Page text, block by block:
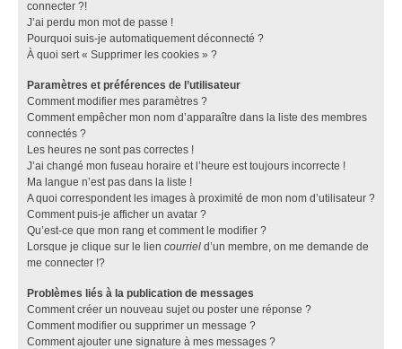
connecter ?!
J’ai perdu mon mot de passe !
Pourquoi suis-je automatiquement déconnecté ?
À quoi sert « Supprimer les cookies » ?
Paramètres et préférences de l’utilisateur
Comment modifier mes paramètres ?
Comment empêcher mon nom d’apparaître dans la liste des membres
connectés ?
Les heures ne sont pas correctes !
J’ai changé mon fuseau horaire et l’heure est toujours incorrecte !
Ma langue n’est pas dans la liste !
A quoi correspondent les images à proximité de mon nom d’utilisateur ?
Comment puis-je afficher un avatar ?
Qu’est-ce que mon rang et comment le modifier ?
Lorsque je clique sur le lien courriel d’un membre, on me demande de
me connecter !?
Problèmes liés à la publication de messages
Comment créer un nouveau sujet ou poster une réponse ?
Comment modifier ou supprimer un message ?
Comment ajouter une signature à mes messages ?